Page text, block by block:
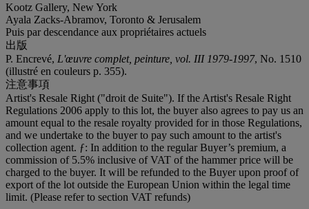
Kootz Gallery, New York
Ayala Zacks-Abramov, Toronto & Jerusalem
Puis par descendance aux propriétaires actuels
出版
P. Encrevé, L'œuvre complet, peinture, vol. III 1979-1997, No. 1510
(illustré en couleurs p. 355).
注意事項
Artist's Resale Right ("droit de Suite"). If the Artist's Resale Right
Regulations 2006 apply to this lot, the buyer also agrees to pay us an
amount equal to the resale royalty provided for in those Regulations,
and we undertake to the buyer to pay such amount to the artist's
collection agent. ƒ: In addition to the regular Buyer’s premium, a
commission of 5.5% inclusive of VAT of the hammer price will be
charged to the buyer. It will be refunded to the Buyer upon proof of
export of the lot outside the European Union within the legal time
limit. (Please refer to section VAT refunds)